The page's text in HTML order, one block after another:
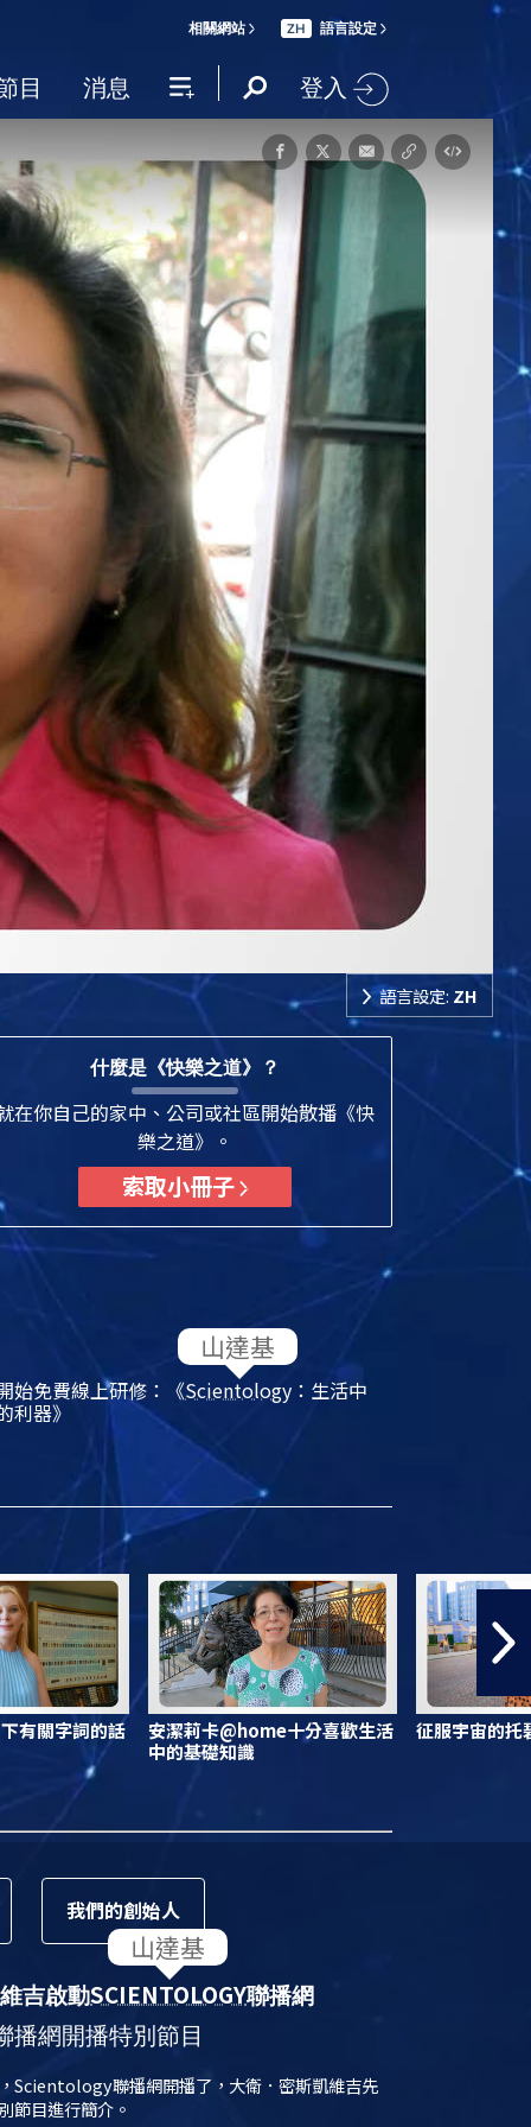
相關網站 ZH 語言設定
目 消息 登入
語言設定: ZH
什麼是《快樂之道》？
在你自己的家中、公司或社區開始散播《快
樂之道》。
索取小冊子
始免費線上研修：《Scientology ：生活中
利器》
有關字詞的話
安潔莉卡@home十分喜歡生活
中的基礎知識
征服宇宙的
我們的創始人
吉啟動SCIENTOLOGY聯播網
播網開播特別節目
Scientology聯播網開播了，大衛．密斯凱維吉先
節目進行簡介。